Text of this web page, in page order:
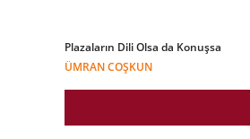
Plazaların Dili Olsa da Konuşsa
ÜMRAN COŞKUN